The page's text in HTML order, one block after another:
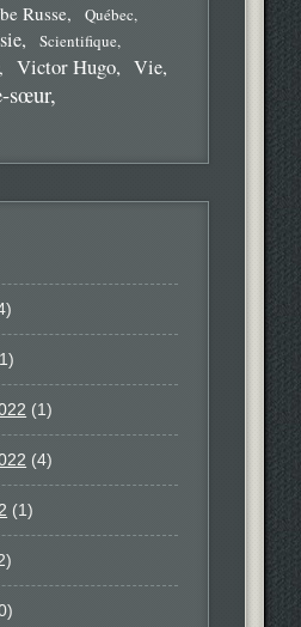
Russe Québec
Scientifique
Victor Hugo Vie
sœur
(1)
(4)
(1)